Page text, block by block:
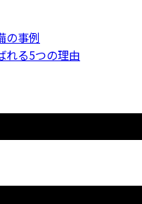
の事例
れる5つの理由